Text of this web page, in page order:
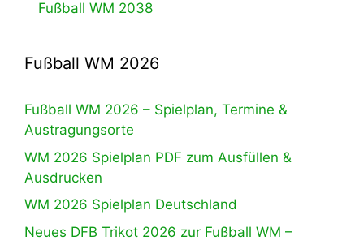
Fußball WM 2038
Fußball WM 2026
Fußball WM 2026 – Spielplan, Termine &
Austragungsorte
WM 2026 Spielplan PDF zum Ausfüllen &
Ausdrucken
WM 2026 Spielplan Deutschland
Neues DFB Trikot 2026 zur Fußball WM –